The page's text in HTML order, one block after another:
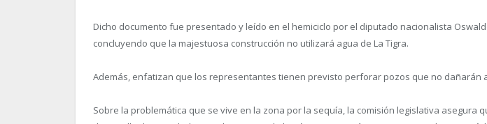
Dicho documento fue presentado y leído en el hemiciclo por el diputado nacionalista
concluyendo que la majestuosa construcción no utilizará agua de La Tigra.
Además, enfatizan que los representantes tienen previsto perforar pozos que no dañarán
Sobre la problemática que se vive en la zona por la sequía, la comisión legislativa asegura